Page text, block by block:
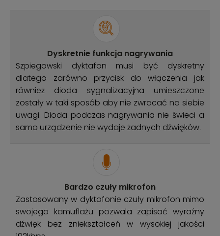
Dyskretnie funkcja nagrywania
Szpiegowski dyktafon musi być dyskretny
dlatego zarówno przycisk do włączenia jak
również dioda sygnalizacyjna umieszczone
zostały w taki sposób aby nie zwracać na siebie
uwagi. Dioda podczas nagrywania nie świeci a
samo urządzenie nie wydaje żadnych dźwięków.
Bardzo czuły mikrofon
Zastosowany w dyktafonie czuły mikrofon mimo
swojego kamuflażu pozwala zapisać wyraźny
dźwięk bez zniekształceń w wysokiej jakości